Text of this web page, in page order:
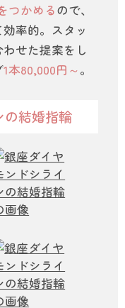
つかめるので、
率的。スタッ
せた提案をし
1本80,000円～。
の結婚指輪